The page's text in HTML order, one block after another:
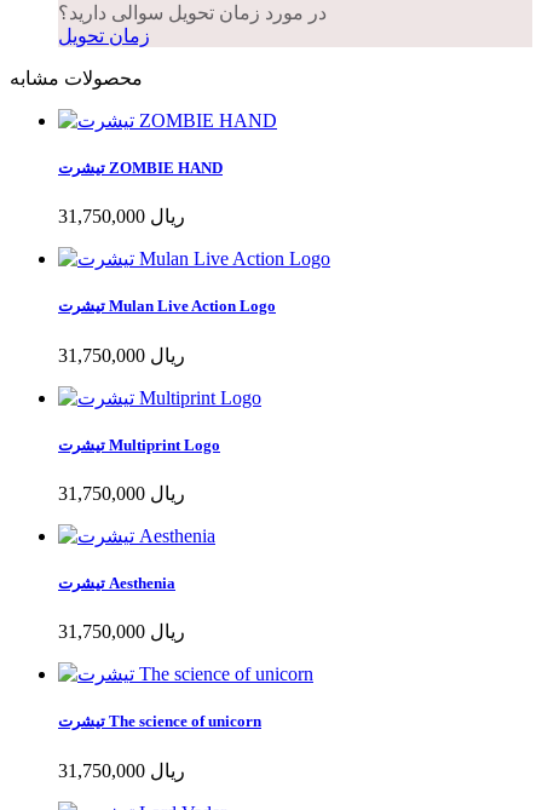
در مورد زمان تحویل سوالی دارید؟
زمان تحویل
محصولات مشابه
تیشرت ZOMBIE HAND
31,750,000 ریال
تیشرت Mulan Live Action Logo
31,750,000 ریال
تیشرت Multiprint Logo
31,750,000 ریال
تیشرت Aesthenia
31,750,000 ریال
تیشرت The science of unicorn
31,750,000 ریال